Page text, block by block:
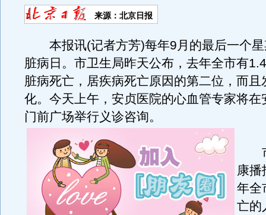
来源：北京日报
本报讯(记者方芳)每年9月的最后一个星
脏病日。市卫生局昨天公布，去年全市有
脏病死亡，居疾病死亡原因的第二位，而且
化。今天上午，安贞医院的心血管专家将在
门前广场举行义诊咨询。
市
康播
年全
亡的